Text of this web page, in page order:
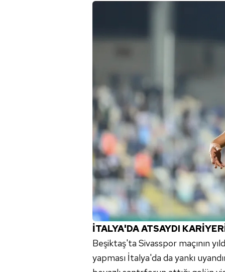
İTALYA'DA ATSAYDI
Beşiktaş'ta Sivasspor maçının
yapması İtalya'da da yankı